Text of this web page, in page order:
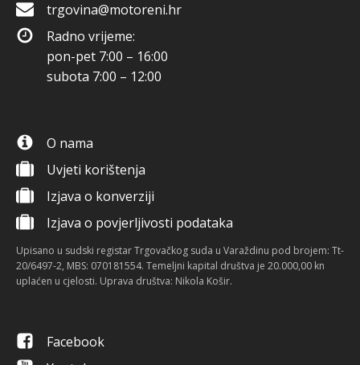
trgovina@motoreni.hr
Radno vrijeme:
pon-pet 7:00 – 16:00
subota 7:00 – 12:00
O nama
Uvjeti korištenja
Izjava o konverziji
Izjava o povjerljivosti podataka
Upisano u sudski registar Trgovačkog suda u Varaždinu pod brojem: Tt-
20/6497-2, MBS: 070181554. Temeljni kapital društva je 20.000,00 kn
uplaćen u cjelosti. Uprava društva: Nikola Košir.
Facebook